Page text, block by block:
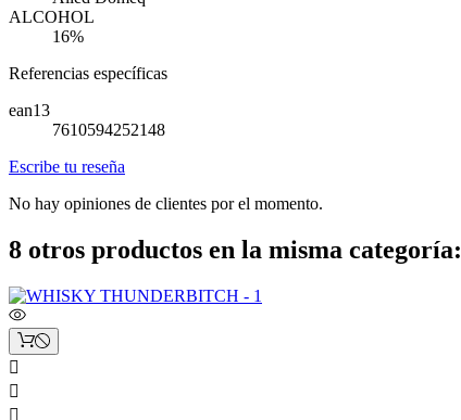
ALCOHOL
16%
Referencias específicas
ean13
7610594252148
Escribe tu reseña
No hay opiniones de clientes por el momento.
8 otros productos en la misma categoría:


